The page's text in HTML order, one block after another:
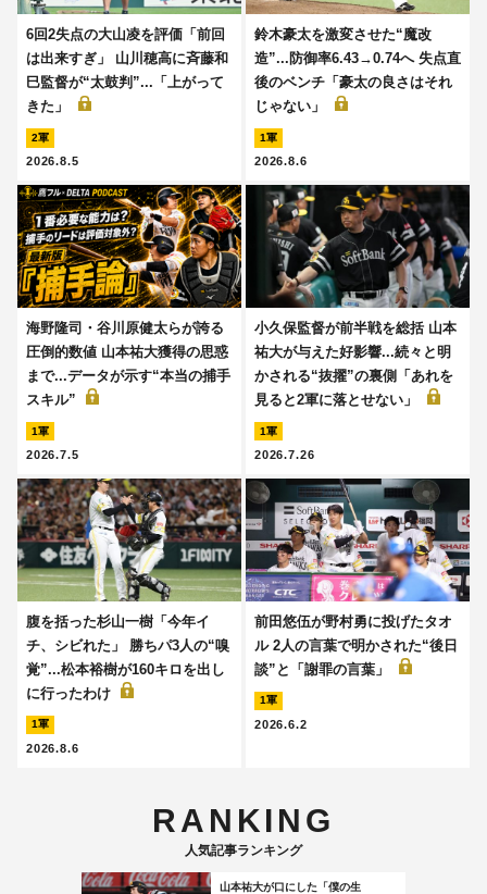
6回2失点の大山凌を評価「前回
は出来すぎ」 山川穂高に斉藤和
巳監督が“太鼓判”...「上がって
きた」
2軍
2026.8.5
鈴木豪太を激変させた“魔改
造”...防御率6.43→0.74へ 失点直
後のベンチ「豪太の良さはそれ
じゃない」
1軍
2026.8.6
海野隆司・谷川原健太らが誇る
圧倒的数値 山本祐大獲得の思惑
まで...データが示す“本当の捕手
スキル”
1軍
2026.7.5
小久保監督が前半戦を総括 山本
祐大が与えた好影響...続々と明
かされる“抜擢”の裏側「あれを
見ると2軍に落とせない」
1軍
2026.7.26
腹を括った杉山一樹「今年イ
チ、シビれた」 勝ちパ3人の“嗅
覚”...松本裕樹が160キロを出し
に行ったわけ
1軍
2026.8.6
前田悠伍が野村勇に投げたタオ
ル 2人の言葉で明かされた“後日
談”と「謝罪の言葉」
1軍
2026.6.2
RANKING
人気記事ランキング
山本祐大が口にした「僕の生